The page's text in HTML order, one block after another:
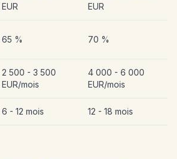
EUR
EUR
65 % 70 %
2 500 - 3 500
EUR/mois
4 000 - 6 000
EUR/mois
6 - 12 mois 12 - 18 mois